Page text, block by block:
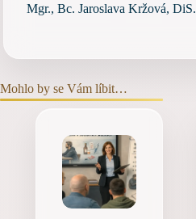
Mgr., Bc. Jaroslava Kržová, DiS.
Mohlo by se Vám líbit…